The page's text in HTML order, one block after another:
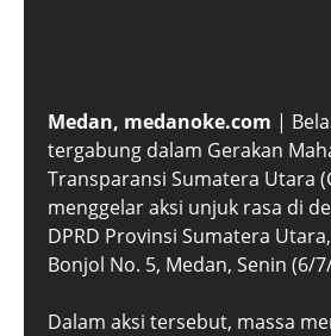
Medan, medanoke.com |
tergabung dalam Gerakan
Transparansi Sumatera Utara
menggelar aksi unjuk rasa di
DPRD Provinsi Sumatera
Bonjol No. 5, Medan, Senin (6/
Dalam aksi tersebut, massa